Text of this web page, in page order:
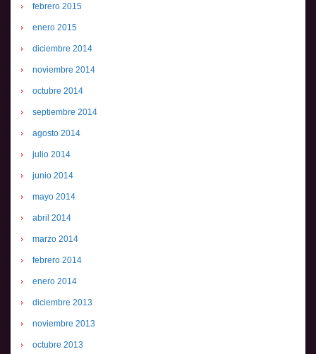
febrero 2015
enero 2015
diciembre 2014
noviembre 2014
octubre 2014
septiembre 2014
agosto 2014
julio 2014
junio 2014
mayo 2014
abril 2014
marzo 2014
febrero 2014
enero 2014
diciembre 2013
noviembre 2013
octubre 2013